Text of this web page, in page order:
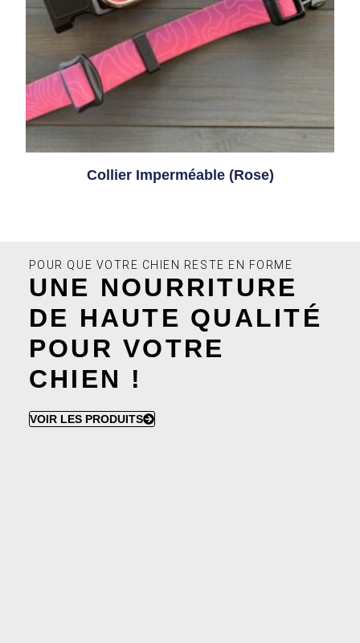
Collier Imperméable (rose)
POUR QUE VOTRE CHIEN RESTE EN FORME
UNE NOURRITURE
DE HAUTE QUALITÉ
POUR VOTRE
CHIEN !
VOIR LES PRODUITS